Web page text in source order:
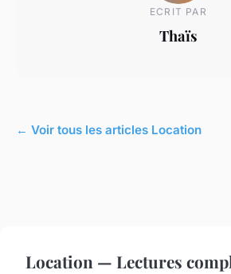
ECRIT PAR
Thaïs
← Voir tous les articles Location
Location — Lectures